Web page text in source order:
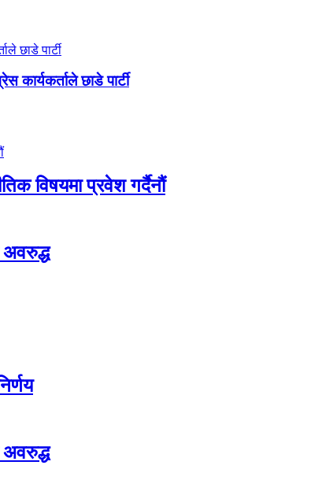
कार्यकर्ताले छाडे पार्टी
विषयमा प्रवेश गर्दैनौं
अवरुद्ध
अवरुद्ध